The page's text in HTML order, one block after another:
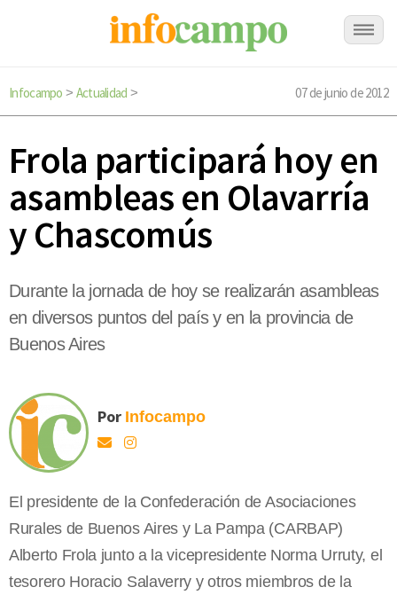
Infocampo > Actualidad > 07 de junio de 2012
Frola participará hoy en
asambleas en Olavarría
y Chascomús
Durante la jornada de hoy se realizarán asambleas
en diversos puntos del país y en la provincia de
Buenos Aires
Por Infocampo
El presidente de la Confederación de Asociaciones
Rurales de Buenos Aires y La Pampa (CARBAP)
Alberto Frola junto a la vicepresidente Norma Urruty, el
tesorero Horacio Salaverry y otros miembros de la